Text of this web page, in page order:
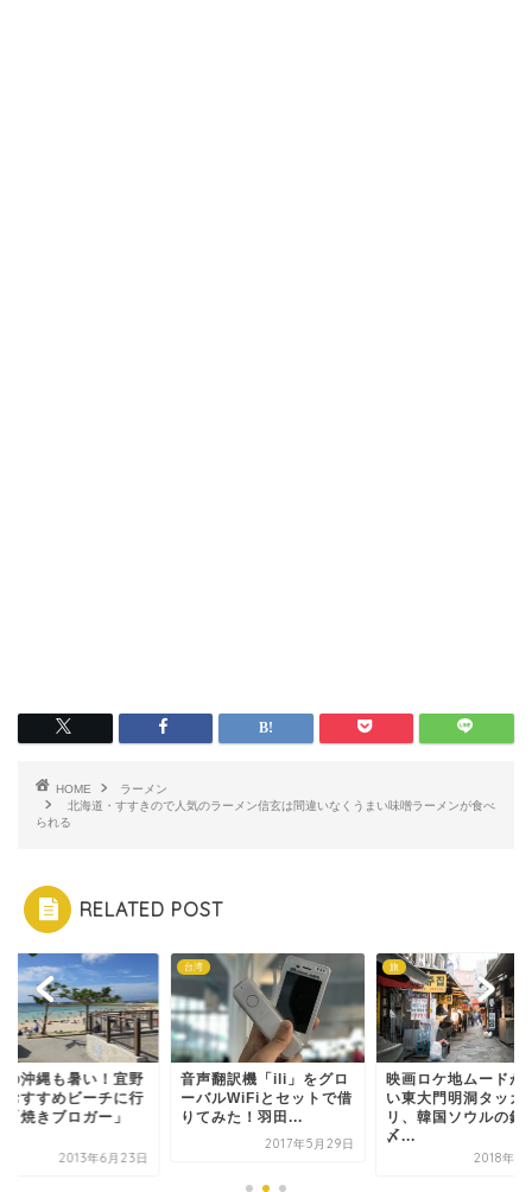
HOME
ラーメン
北海道・すすきので人気のラーメン信玄は間違いなくうまい味噌ラーメンが食べ
られる
RELATED POST
の沖縄も暑い！宜野
おすすめビーチに行
「焼きブロガー」
2013年6月23日
台湾
音声翻訳機「ili」をグロ
ーバルWiFiとセットで借
りてみた！羽田...
2017年5月29日
旅
映画ロケ地ムードが
い東大門明洞タッカ
リ、韓国ソウルの鍋
〆...
2018年1